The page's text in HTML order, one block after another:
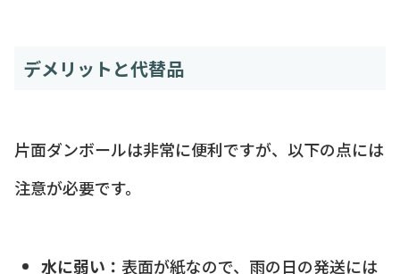
デメリットと代替品
片面ダンボールは非常に便利ですが、以下の点には
注意が必要です。
水に弱い： 表面が紙なので、雨の日の発送には